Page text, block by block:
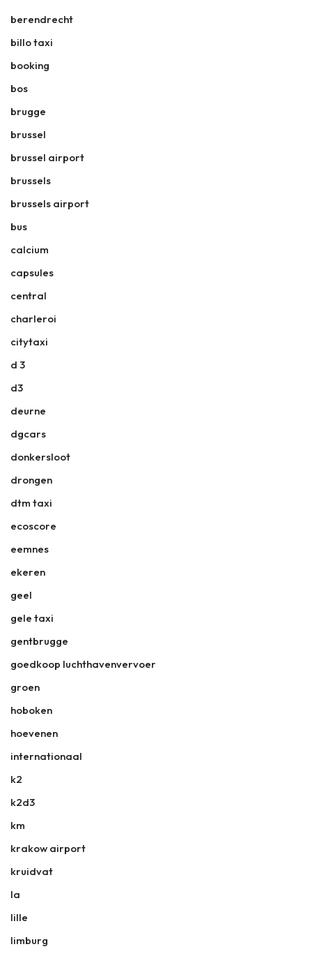
berendrecht
billo taxi
booking
bos
brugge
brussel
brussel airport
brussels
brussels airport
bus
calcium
capsules
central
charleroi
citytaxi
d 3
d3
deurne
dgcars
donkersloot
drongen
dtm taxi
ecoscore
eemnes
ekeren
geel
gele taxi
gentbrugge
goedkoop luchthavenvervoer
groen
hoboken
hoevenen
internationaal
k2
k2d3
km
krakow airport
kruidvat
la
lille
limburg